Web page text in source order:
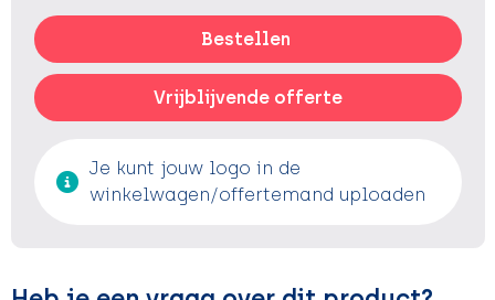
Bestellen
Vrijblijvende offerte
Je kunt jouw logo in de
winkelwagen/offertemand uploaden